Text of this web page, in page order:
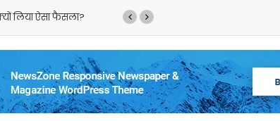
लिया ऐसा फैसला? ‘गदर 2’ ने सनी देओल के